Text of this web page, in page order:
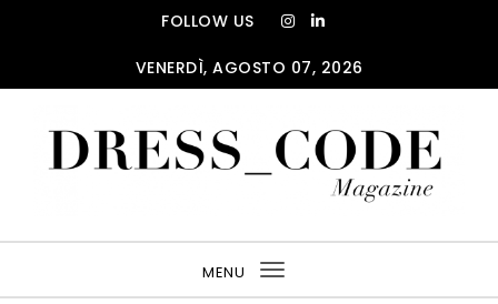
FOLLOW US
VENERDÌ, AGOSTO 07, 2026
MENU
Toggle